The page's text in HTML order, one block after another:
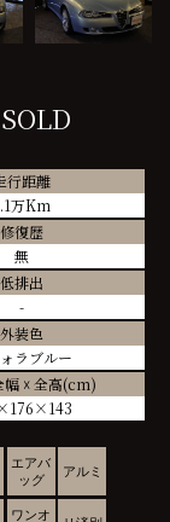
SOLD
行距離
万Km
修復歴
無
低排出
-
外装色
ラブルー
幅 ☓ 全高(cm)
エアバ
ッグ
アルミ
ワンオ